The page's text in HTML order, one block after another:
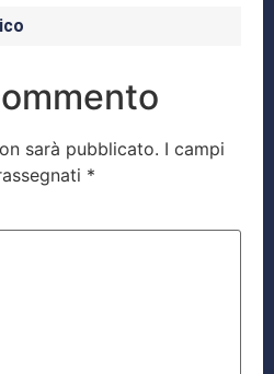
sarà pubblicato. I campi
*